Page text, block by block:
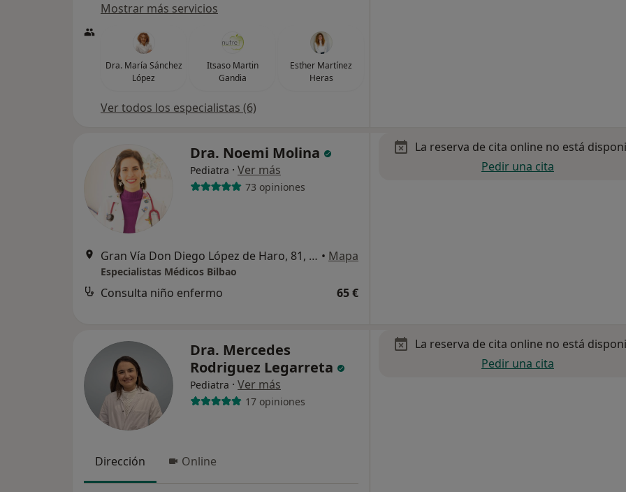
Mostrar más servicios
Dra. María Sánchez
López
Itsaso Martin
Gandia
Esther Martínez
Heras
Ver todos los especialistas (6)
Dra. Noemi Molina
Pediatra · Ver más
73 opiniones
Gran Vía Don Diego López de Haro, 81, Planta 3, Bilbao • Mapa
Especialistas Médicos Bilbao
Consulta niño enfermo 65 €
La reserva de cita online no está
Pedir una cita
Dra. Mercedes
Rodriguez Legarreta
Pediatra · Ver más
17 opiniones
Dirección Online
La reserva de cita online no está
Pedir una cita